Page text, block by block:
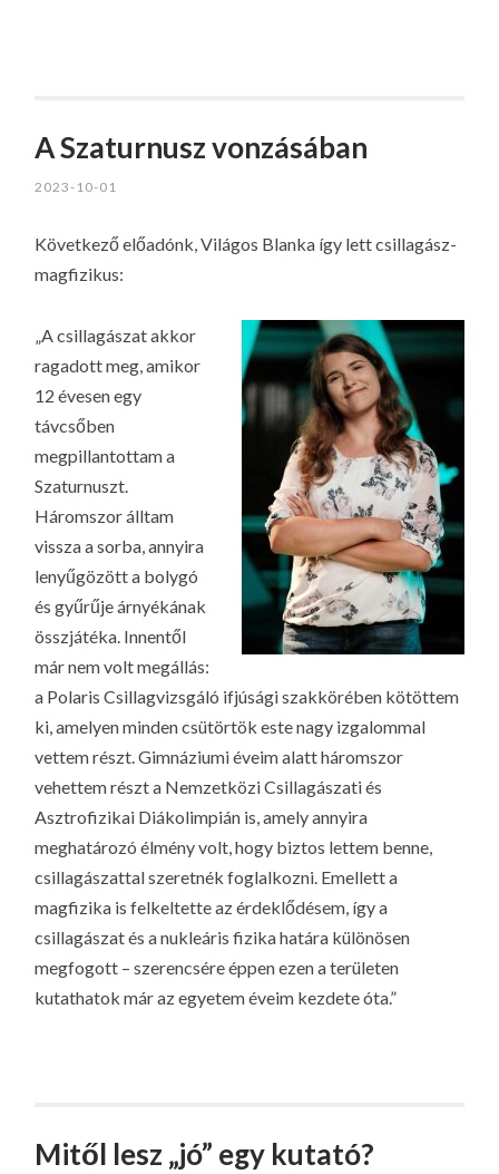
A Szaturnusz vonzásában
2023-10-01
Következő előadónk, Világos Blanka így lett csillagász-
magfizikus:
„A csillagászat akkor
ragadott meg, amikor
12 évesen egy
távcsőben
megpillantottam a
Szaturnuszt.
Háromszor álltam
vissza a sorba, annyira
lenyűgözött a bolygó
és gyűrűje árnyékának
összjátéka. Innentől
már nem volt megállás:
a Polaris Csillagvizsgáló ifjúsági szakkörében kötöttem
ki, amelyen minden csütörtök este nagy izgalommal
vettem részt. Gimnáziumi éveim alatt háromszor
vehettem részt a Nemzetközi Csillagászati és
Asztrofizikai Diákolimpián is, amely annyira
meghatározó élmény volt, hogy biztos lettem benne,
csillagászattal szeretnék foglalkozni. Emellett a
magfizika is felkeltette az érdeklődésem, így a
csillagászat és a nukleáris fizika határa különösen
megfogott – szerencsére éppen ezen a területen
kutathatok már az egyetem éveim kezdete óta.”
Mitől lesz „jó” egy kutató?